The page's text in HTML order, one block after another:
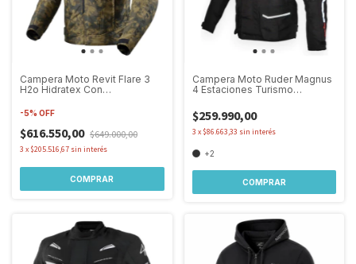
Campera Moto Revit Flare 3
H2o Hidratex Con
-5% OFF
$616.550,00 $649.000,00
3 x $205.516,67 sin interés
COMPRAR
Campera Moto Ruder Magnus
4 Estaciones Turismo
$259.990,00
3 x $86.663,33 sin interés
+2
COMPRAR